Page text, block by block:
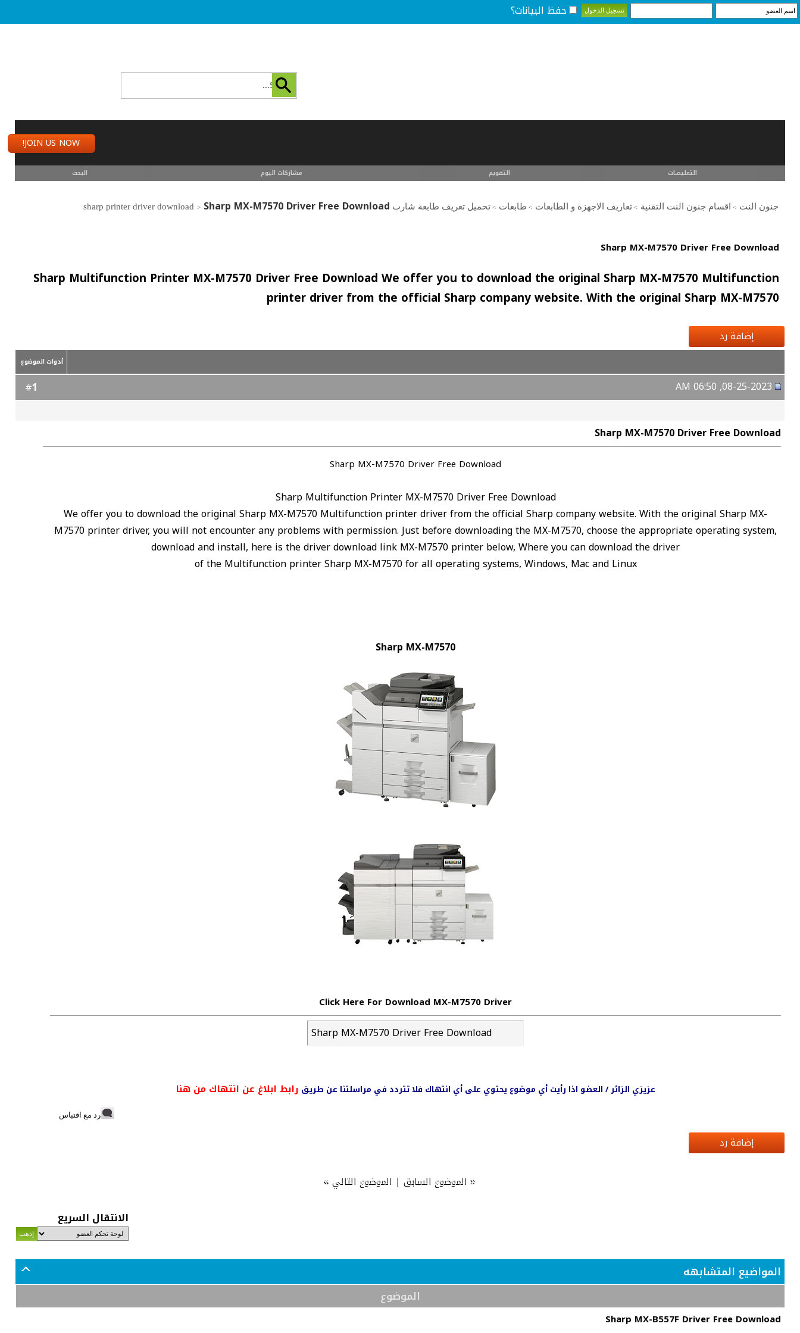
حفظ البيانات؟
JOIN US NOW!
التعليمـــات التقويم مشاركات اليوم البحث
جنون النت > اقسام جنون النت التقنية > تعاريف الاجهزة و الطابعات > طابعات > تحميل تعريف طابعة شارب sharp printer driver download > Sharp MX-M7570 Driver Free Download
Sharp MX-M7570 Driver Free Download
Sharp Multifunction Printer MX-M7570 Driver Free Download We offer you to download the original Sharp MX-M7570 Multifunction
printer driver from the official Sharp company website. With the original Sharp MX-M7570
إضافة رد
أدوات الموضوع
1
Sharp MX-M7570 Driver Free Download
Sharp MX-M7570 Driver Free Download
Sharp Multifunction Printer MX-M7570 Driver Free Download
We offer you to download the original Sharp MX-M7570 Multifunction printer driver from the official Sharp company website. With the original Sharp MX-
M7570 printer driver, you will not encounter any problems with permission. Just before downloading the MX-M7570, choose the appropriate operating system,
download and install, here is the driver download link MX-M7570 printer below, Where you can download the driver
of the Multifunction printer Sharp MX-M7570 for all operating systems, Windows, Mac and Linux
Sharp MX-M7570
Click Here For Download MX-M7570 Driver
Sharp MX-M7570 Driver Free Download
عزيزي الزائر / العضو اذا رأيت أي موضوع يحتوي على أي انتهاك فلا تتردد في مراسلتنا عن طريق رابط ابلاغ عن انتهاك من هنا
رد مع اقتباس
إضافة رد
« الموضوع السابق| الموضوع التالي»
الانتقال السريع
المواضيع المتشابهه
الموضوع
Sharp MX-B557F Driver Free Download